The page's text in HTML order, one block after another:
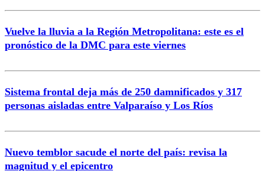
Enviar comentario
Vuelve la lluvia a la Región Metropolitana: este es el
pronóstico de la DMC para este viernes
Sistema frontal deja más de 250 damnificados y 317
personas aisladas entre Valparaíso y Los Ríos
Nuevo temblor sacude el norte del país: revisa la
magnitud y el epicentro